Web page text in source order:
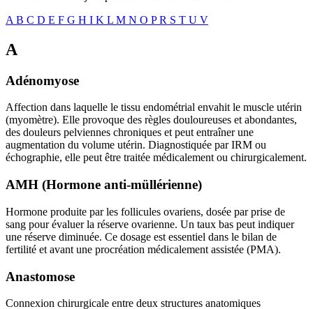
A B C D E F G H I K L M N O PR S T U V
A
Adénomyose
Affection dans laquelle le tissu endométrial envahit le muscle utérin
(myomètre). Elle provoque des règles douloureuses et abondantes,
des douleurs pelviennes chroniques et peut entraîner une
augmentation du volume utérin. Diagnostiquée par IRM ou
échographie, elle peut être traitée médicalement ou chirurgicalement.
AMH (Hormone anti-müllérienne)
Hormone produite par les follicules ovariens, dosée par prise de
sang pour évaluer la réserve ovarienne. Un taux bas peut indiquer
une réserve diminuée. Ce dosage est essentiel dans le bilan de
fertilité et avant une procréation médicalement assistée (PMA).
Anastomose
Connexion chirurgicale entre deux structures anatomiques